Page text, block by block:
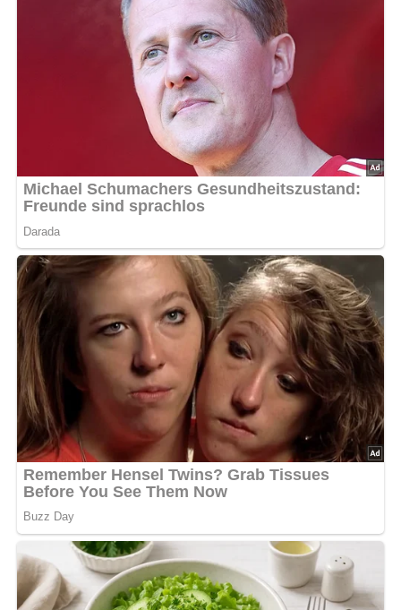
Diese Zutaten brauchen wir…
1/4 Liter Sauermilch
eine Messerspitze Backpulver
100 bis 150 g glattes Mehl
50 g Fett zum Ausfetten der Gußtalkenpfanne
Lob, Kritik, Fragen oder Anregungen zum Rezept?
Dann hinterlasse doch bitte einen Kommentar am
Ende dieser Seite & auch eine Bewertung!
Und so wird es gemacht…
Die Dotter schlagen wir mit Zucker und Sauermilch, geben
Mehl zu und zum Schluß einen Löffel Mehl vermischt mit
Backpulver und festem Schnee aus 4 Eiweiß. In der
ausgefetteten Gußtalkenpfanne backen wir kleine, lockere
Gußtalken, die wir noch heiß mit Zucker bestreuen. Mit
Saft oder Kompott servieren.
Nach: Gut gekocht, schnell serviert, Artia Verlag Prag, 1961